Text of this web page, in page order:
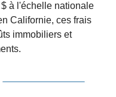
à l'échelle nationale
Californie, ces frais
immobiliers et